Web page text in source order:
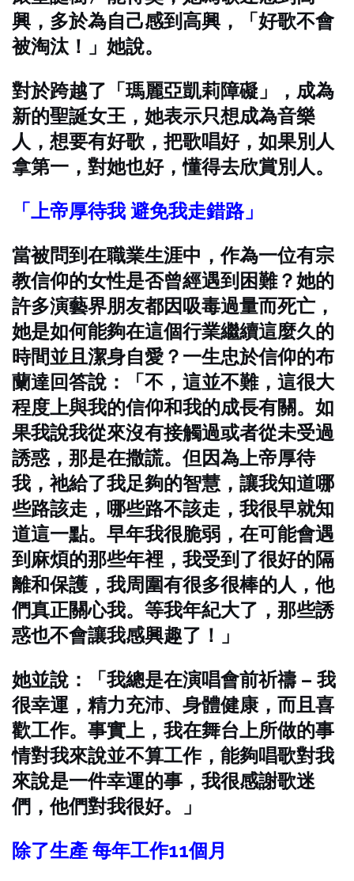
興，多於為自己感到高興，「好歌不會
被淘汰！」她說。
對於跨越了「瑪麗亞凱莉障礙」，成為
新的聖誕女王，她表示只想成為音樂
人，想要有好歌，把歌唱好，如果別人
拿第一，對她也好，懂得去欣賞別人。
「上帝厚待我 避免我走錯路」
當被問到在職業生涯中，作為一位有宗
教信仰的女性是否曾經遇到困難？她的
許多演藝界朋友都因吸毒過量而死亡，
她是如何能夠在這個行業繼續這麼久的
時間並且潔身自愛？一生忠於信仰的布
蘭達回答說：「不，這並不難，這很大
程度上與我的信仰和我的成長有關。如
果我說我從來沒有接觸過或者從未受過
誘惑，那是在撒謊。但因為上帝厚待
我，祂給了我足夠的智慧，讓我知道哪
些路該走，哪些路不該走，我很早就知
道這一點。早年我很脆弱，在可能會遇
到麻煩的那些年裡，我受到了很好的隔
離和保護，我周圍有很多很棒的人，他
們真正關心我。等我年紀大了，那些誘
惑也不會讓我感興趣了！」
她並說：「我總是在演唱會前祈禱 – 我
很幸運，精力充沛、身體健康，而且喜
歡工作。事實上，我在舞台上所做的事
情對我來說並不算工作，能夠唱歌對我
來說是一件幸運的事，我很感謝歌迷
們，他們對我很好。」
除了生產 每年工作11個月